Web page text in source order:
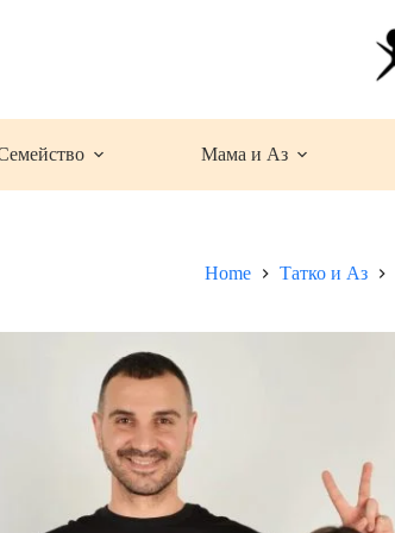
Мама и Аз
Home Татко и Аз